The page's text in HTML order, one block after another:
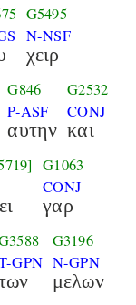
G5495
N-NSF
χειρ
G846
P-ASF
αυτην
G2532
CONJ
και
G1063
CONJ
γαρ
GPN
G3196
N-GPN
μελων